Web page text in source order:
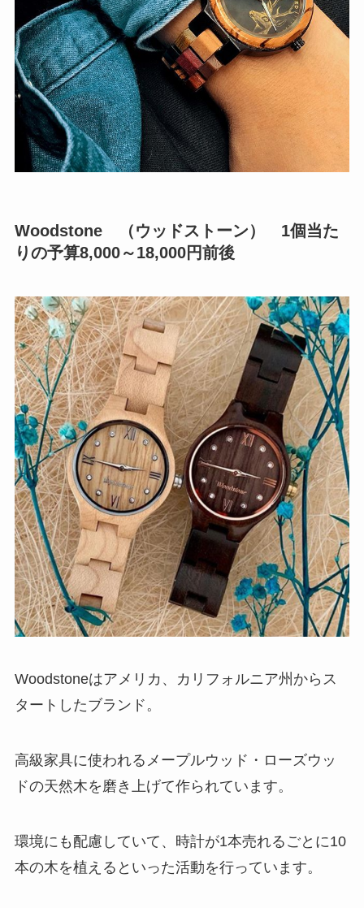
Woodstone （ウッドストーン） 1個当た
りの予算8,000～18,000円前後
Woodstoneはアメリカ、カリフォルニア州からス
タートしたブランド。
高級家具に使われるメープルウッド・ローズウッ
ドの天然木を磨き上げて作られています。
環境にも配慮していて、時計が1本売れるごとに10
本の木を植えるといった活動を行っています。